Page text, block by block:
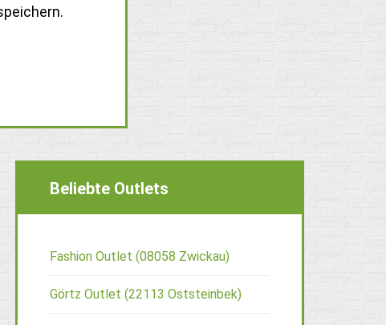
Beliebte Outlets
Fashion Outlet (08058 Zwickau)
Görtz Outlet (22113 Oststeinbek)